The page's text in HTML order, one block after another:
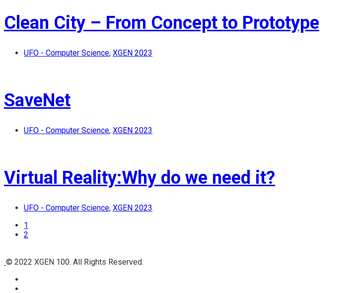
Clean City – From Concept to Prototype
UFO - Computer Science, XGEN 2023
SaveNet
UFO - Computer Science, XGEN 2023
Virtual Reality:Why do we need it?
UFO - Computer Science, XGEN 2023
1
2
© 2022 XGEN 100. All Rights Reserved.